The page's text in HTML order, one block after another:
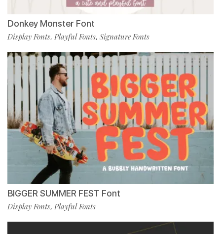
Donkey Monster Font
Display Fonts, Playful Fonts, Signature Fonts
BIGGER SUMMER FEST Font
Display Fonts, Playful Fonts